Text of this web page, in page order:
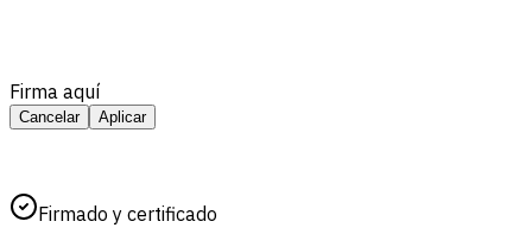
Firma aquí
Cancelar Aplicar
Firmado y certificado